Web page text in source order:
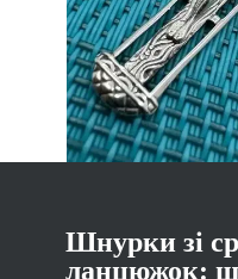
Шнурки зі
ланцюжок: